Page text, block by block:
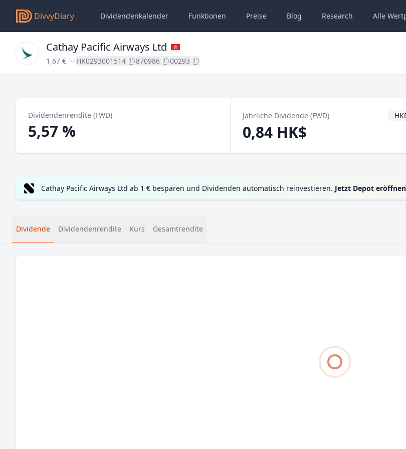
DivvyDiary Dividendenkalender Funktionen Preise Blog Research Alle
Cathay Pacific Airways Ltd
1,67 € HK0293001514 870986 00293
Dividendenrendite (FWD)
5,57 %
Jährliche Dividende (FWD)
0,84 HK$
Cathay Pacific Airways Ltd ab 1 € besparen und Dividenden automatisch reinvestieren. Jetzt Depot eröffnen
Dividende Dividendenrendite Kurs Gesamtrendite